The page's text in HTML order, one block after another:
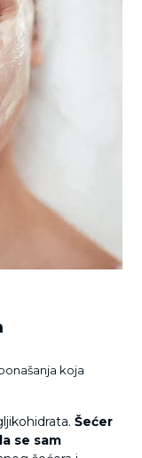
koja
Šećer
se sam